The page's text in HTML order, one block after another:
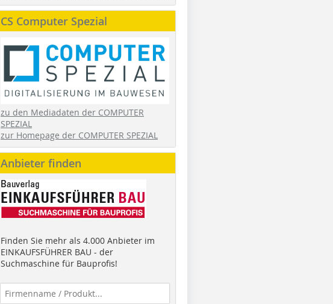
CS Computer Spezial
zu den Mediadaten der COMPUTER
SPEZIAL
zur Homepage der COMPUTER SPEZIAL
Anbieter finden
Finden Sie mehr als 4.000 Anbieter im
EINKAUFSFÜHRER BAU - der
Suchmaschine für Bauprofis!